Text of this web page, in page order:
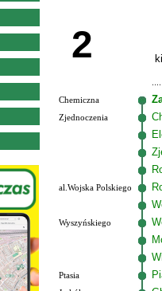
2
Chemiczna
Zjednoczenia
al.Wojska Polskiego
Wyszyńskiego
Ptasia